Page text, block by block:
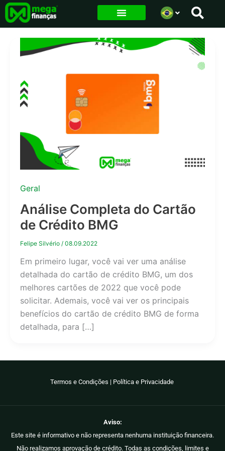
para
Geral
Análise Completa do Cartão
de Crédito BMG
Felipe Silvério / 08.09.2022
Em primeiro lugar, você vai ver uma análise
detalhada do cartão de crédito BMG, um dos
melhores cartões de 2022 que você pode
solicitar. Ademais, você vai ver os principais
benefícios do cartão de crédito BMG de forma
detalhada, para […]
Termos e Condições | Política e Privacidade
Aviso:
Este site é informativo e não representa nenhuma instituição financeira.
Não realizamos aprovação de crédito. Todas as condições, limites e